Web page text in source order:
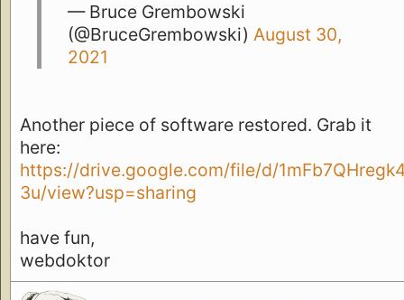
— Bruce Grembowski
(@BruceGrembowski)August 30,
2021
Another piece of software restored. Grab it
here:
https://drive.google.com/file/d/
3u/view?usp=sharing
have fun,
webdoktor